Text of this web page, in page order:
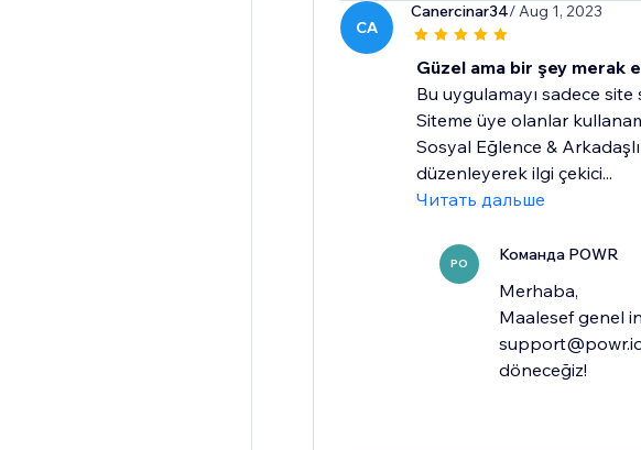
CA
Canercinar34/ Aug 1, 2023
Güzel ama bir şey merak
Bu uygulamayı sadece
Siteme üye olanlar
Sosyal Eğlence &
düzenleyerek ilgi çekici...
Читать дальше
PO Команда POWR
Merhaba,
Maalesef genel
döneceğiz!